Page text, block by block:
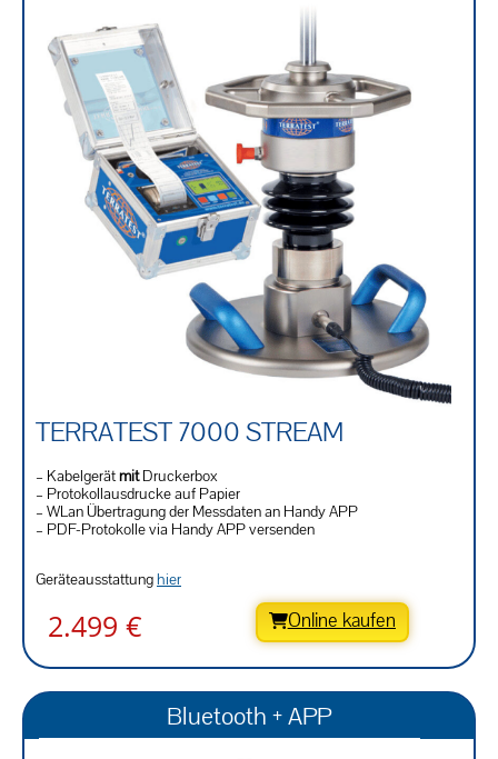
TERRATEST 7000 STREAM
– KabelgerätmitDruckerbox
– Protokollausdrucke auf Papier
– WLan Übertragung der Messdaten an Handy APP
– PDF-Protokolle via Handy APP versenden
Geräteausstattunghier
2.499 € Online kaufen
Bluetooth + APP